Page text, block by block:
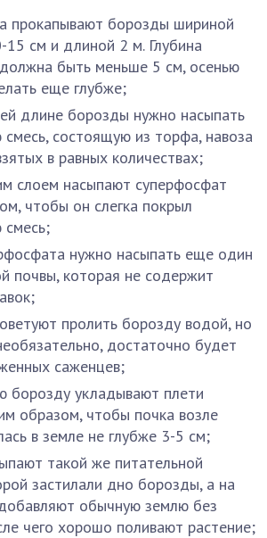
прокапывают борозды шириной
15 см и длиной 2 м. Глубина
быть меньше 5 см, осенью
еще глубже;
длине борозды нужно насыпать
смесь, состоящую из торфа, навоза
в равных количествах;
слоем насыпают суперфосфат
чтобы он слегка покрыл
смесь;
нужно насыпать еще один
почвы, которая не содержит
пролить борозду водой, но
достаточно будет
саженцев;
борозду укладывают плети
образом, чтобы почка возле
в земле не глубже 3-5 см;
такой же питательной
застилали дно борозды, а на
обычную землю без
чего хорошо поливают растение;